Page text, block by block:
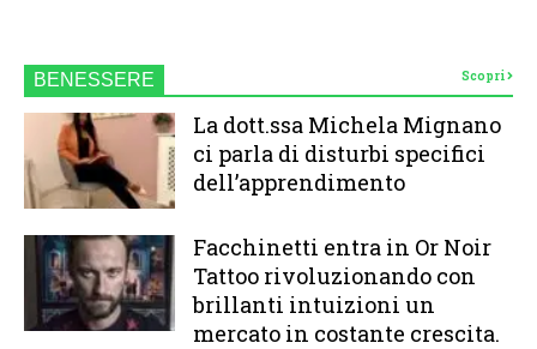
BENESSERE Scopri
La dott.ssa Michela Mignano
ci parla di disturbi specifici
dell’apprendimento
Facchinetti entra in Or Noir
Tattoo rivoluzionando con
brillanti intuizioni un
mercato in costante crescita.